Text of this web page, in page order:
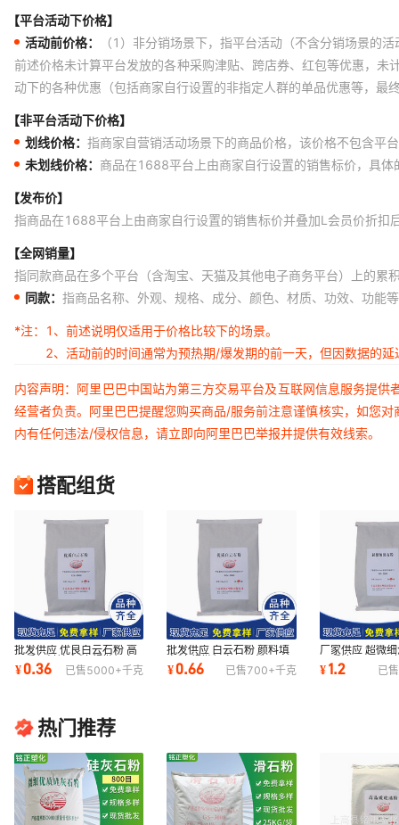
【平台活动下价格】
活动前价格：
（1）非分销场景下，指平台活动（不含分销场景的
前述价格未计算平台发放的各种采购津贴、跨店券、红包等优惠，
动下的各种优惠（包括商家自行设置的非指定人群的单品优惠等，
【非平台活动下价格】
划线价格： 指商家自营销活动场景下的商品价格，该价格不包含平
未划线价格： 商品在1688平台上由商家自行设置的销售标价，具
【发布价】
指商品在1688平台上由商家自行设置的销售标价并叠加L会员价折扣
【全网销量】
指同款商品在多个平台（含淘宝、天猫及其他电子商务平台）上的累
同款： 指商品名称、外观、规格、成分、颜色、材质、功效、功能
*注：
1、前述说明仅适用于价格比较下的场景。
2、活动前的时间通常为预热期/爆发期的前一天，但因数据的
内容声明：阿里巴巴中国站为第三方交易平台及互联网信息服务提
经营者负责。阿里巴巴提醒您购买商品/服务前注意谨慎核实，如您
内有任何违法/侵权信息，请立即向阿里巴巴举报并提供有效线索。
搭配组货
批发供应 优良白云石粉 高
品质颜料填充料 超微细白
云石粉600目
¥0.36 已售5000+千克
批发供应 白云石粉 颜料填
充料 超微细白云石粉2000
目
¥0.66 已售700+千克
厂家供应 超微
品质涂2000目
粉
¥1.2 已售
热门推荐